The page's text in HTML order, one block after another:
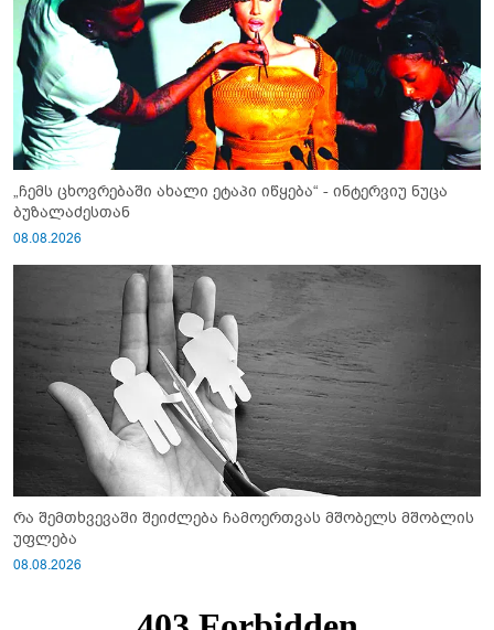
„ჩემს ცხოვრებაში ახალი ეტაპი იწყება“ - ინტერვიუ ნუცა
ბუზალაძესთან
08.08.2026
რა შემთხვევაში შეიძლება ჩამოერთვას მშობელს მშობლის
უფლება
08.08.2026